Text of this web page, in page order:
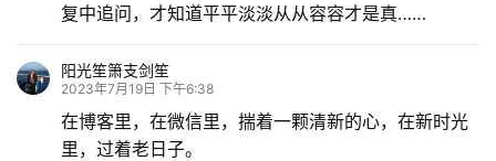
复中追问，才知道平平淡淡从从容容才是真……
阳光笙箫支剑笙
2023年7月19日 下午6:38
在博客里，在微信里，揣着一颗清新的心，在新时光
里，过着老日子。